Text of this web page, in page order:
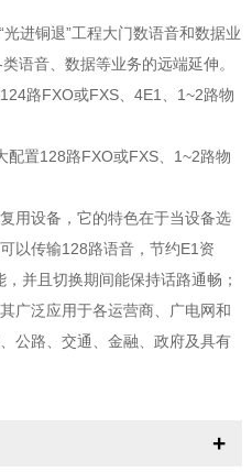
进铜退”工程大门数语音和数据业
语音、数据等业务的远端延伸。
路FXO或FXS、4E1、1~2路物
配置128路FXO或FXS、1~2路物
用设备，它的特色在于当设备选
以传输128路语音，节约E1资
并且切换期间能保持话路通畅；
广泛应用于各运营商、广电网和
公路、交通、金融、政府及具有